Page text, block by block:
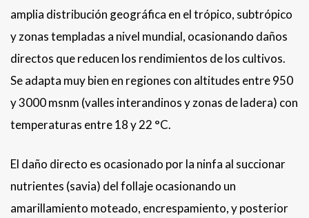
amplia distribución geográfica en el trópico, subtrópico
y zonas templadas a nivel mundial, ocasionando daños
directos que reducen los rendimientos de los cultivos.
Se adapta muy bien en regiones con altitudes entre 950
y 3000 msnm (valles interandinos y zonas de ladera) con
temperaturas entre 18 y 22 °C.
El daño directo es ocasionado por la ninfa al succionar
nutrientes (savia) del follaje ocasionando un
amarillamiento moteado, encrespamiento, y posterior